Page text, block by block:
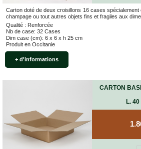
Carton doté de deux croisillons 16 cases
champage ou tout autres objets fins et fragiles aux
Qualité : Renforcée
Nb de case: 32 Cases
Dim case (cm): 6 x 6 x h 25 cm
Produit en Occitanie
+ d'informations
CARTON
L.